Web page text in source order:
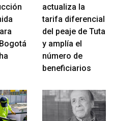
actualiza la
tarifa diferencial
del peaje de Tuta
y amplía el
número de
beneficiarios